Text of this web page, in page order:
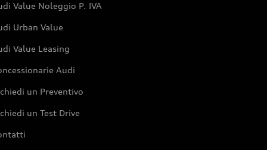
Value Noleggio P. IVA
Urban Value
Value Leasing
Audi
un Preventivo
un Test Drive